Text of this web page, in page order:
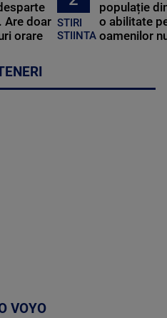
Are doar
orare
STIRI
STIINTA
populație
o abilitate
oamenilor
VOYO